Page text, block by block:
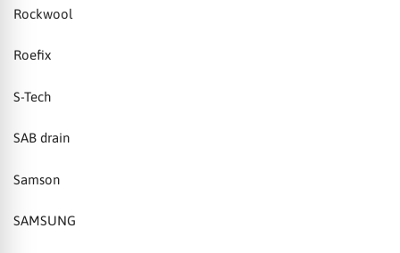
Rockwool
Roefix
S-Tech
SAB drain
Samson
SAMSUNG